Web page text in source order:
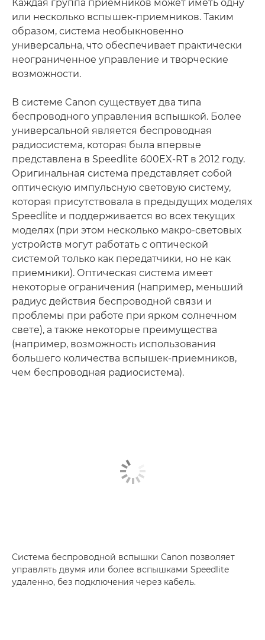
Каждая группа приемников может иметь одну
или несколько вспышек-приемников. Таким
образом, система необыкновенно
универсальна, что обеспечивает практически
неограниченное управление и творческие
возможности.
В системе Canon существует два типа
беспроводного управления вспышкой. Более
универсальной является беспроводная
радиосистема, которая была впервые
представлена в Speedlite 600EX-RT в 2012 году.
Оригинальная система представляет собой
оптическую импульсную световую систему,
которая присутствовала в предыдущих моделях
Speedlite и поддерживается во всех текущих
моделях (при этом несколько макро-световых
устройств могут работать с оптической
системой только как передатчики, но не как
приемники). Оптическая система имеет
некоторые ограничения (например, меньший
радиус действия беспроводной связи и
проблемы при работе при ярком солнечном
свете), а также некоторые преимущества
(например, возможность использования
большего количества вспышек-приемников,
чем беспроводная радиосистема).
Система беспроводной вспышки Canon позволяет
управлять двумя или более вспышками Speedlite
удаленно, без подключения через кабель.